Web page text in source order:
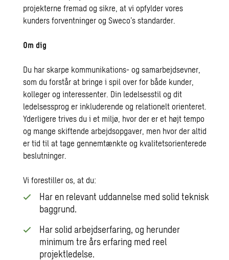
projekterne fremad og sikre, at vi opfylder vores
kunders forventninger og Sweco’s standarder.
Om dig
Du har skarpe kommunikations- og samarbejdsevner,
som du forstår at bringe i spil over for både kunder,
kolleger og interessenter. Din ledelsesstil og dit
ledelsessprog er inkluderende og relationelt orienteret.
Yderligere trives du i et miljø, hvor der er et højt tempo
og mange skiftende arbejdsopgaver, men hvor der altid
er tid til at tage gennemtænkte og kvalitetsorienterede
beslutninger.
Vi forestiller os, at du:
Har en relevant uddannelse med solid teknisk
baggrund.
Har solid arbejdserfaring, og herunder
minimum tre års erfaring med reel
projektledelse.